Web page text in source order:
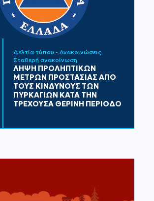
Δελτία τύπου - Ανακοινώσεις
Σταθερή ανακοίνωση
ΛΗΨΗ ΠΡΟΛΗΠΤΙΚΩΝ
ΜΕΤΡΩΝ ΠΡΟΣΤΑΣΙΑΣ ΑΠΟ
ΤΟΥΣ ΚΙΝΔΥΝΟΥΣ ΤΩΝ
ΠΥΡΚΑΓΙΩΝ ΚΑΤΑ ΤΗΝ
ΤΡΕΧΟΥΣΑ ΘΕΡΙΝΗ ΠΕΡΙΟΔΟ